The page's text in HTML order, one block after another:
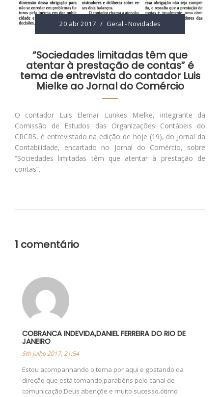
20 abr 2017 / Geral -Novidades
“Sociedades limitadas têm que
atentar à prestação de contas” é
tema de entrevista do contador Luis
Mielke ao Jornal do Comércio
O contador Luis Elemar Lunkes Mielke, integrante da
Comissão de Estudos das Organizações Contábeis do
CRCRS, é entrevistado na edição de hoje (19), do Jornal da
Contabilidade, encartado no Jornal do Comércio, sobre
“Sociedades limitadas têm que atentar à prestação de
contas”.
1 comentário
COBRANCA INDEVIDA,DANIEL FERREIRA DO RIO DE
JANEIRO
5th julho 2017, 21:54
Estou acompanhando o tema por aqui e gostando da
direção que está tomando,parabéns pelo canal de
comunicação,Deus abençõe e muito sucesso.ótimo